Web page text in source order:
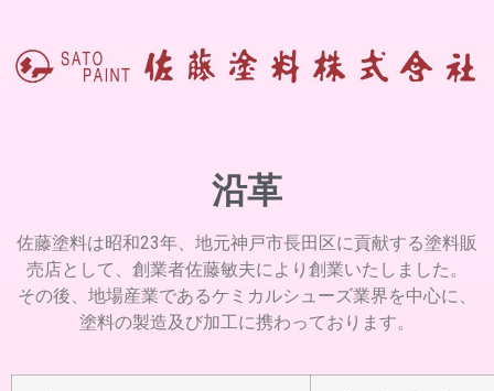
沿革
佐藤塗料は昭和23年、地元神戸市長田区に貢献する塗料販
売店として、創業者佐藤敏夫により創業いたしました。
その後、地場産業であるケミカルシューズ業界を中心に、
塗料の製造及び加工に携わっております。